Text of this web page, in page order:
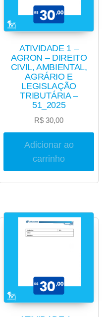
ATIVIDADE 1 –
AGRON – DIREITO
CIVIL, AMBIENTAL,
AGRÁRIO E
LEGISLAÇÃO
TRIBUTÁRIA –
51_2025
R$ 30,00
Adicionar ao
carrinho